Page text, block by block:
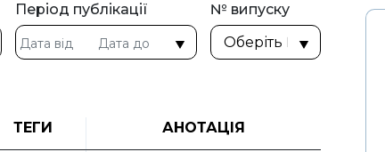
Період публікації № випуску
ТЕГИ АНОТАЦІЯ